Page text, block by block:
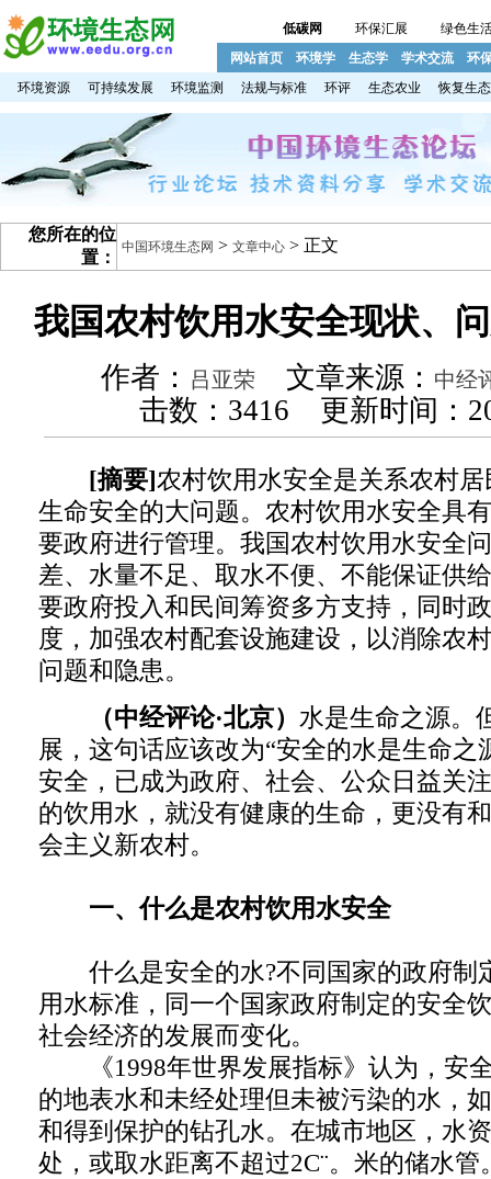
低碳网 环保汇展
绿色生
网站首页
环境学 生态学 学术交流
环
环境资源
可持续发展 环境监测 法规与标准 环评 生态农业 恢复生态
您所在的位
置：
中国环境生态网 > 文章中心 > 正文
我国农村饮用水安全现状、
作者： 吕亚荣 文章来源： 中经
击数： 3416 更新时间：
[摘要]农村饮用水安全是关系农村
生命安全的大问题。农村饮用水安全具
要政府进行管理。我国农村饮用水安全
差、水量不足、取水不便、不能保证供
要政府投入和民间筹资多方支持，同时
度，加强农村配套设施建设，以消除农
问题和隐患。
（中经评论·北京） 水是生命之源。
展，这句话应该改为“安全的水是生命之
安全，已成为政府、社会、公众日益关
的饮用水，就没有健康的生命，更没有
会主义新农村。
一、什么是农村饮用水安全
什么是安全的水?不同国家的政府制
用水标准，同一个国家政府制定的安全
社会经济的发展而变化。
《1998年世界发展指标》认为，安
的地表水和未经处理但未被污染的水，
和得到保护的钻孔水。在城市地区，水
处，或取水距离不超过2C¨。米的储水